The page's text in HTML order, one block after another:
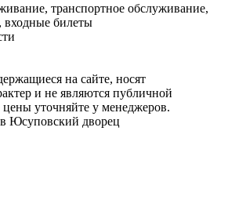
транспортное обслуживание,
входные билеты
на сайте, носят
и не являются публичной
уточняйте у менеджеров.
Юсуповский дворец